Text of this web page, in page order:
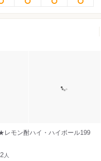
モン酎ハイ・ハイボール199
人